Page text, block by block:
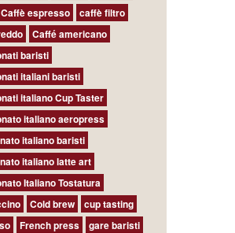
Caffè espresso
caffè filtro
Caffé americano
baristi
italiani baristi
italiano Cup Taster
italiano aeropress
italiano baristi
italiano latte art
Italiano Tostatura
Cold brew
cup tasting
French press
gare baristi